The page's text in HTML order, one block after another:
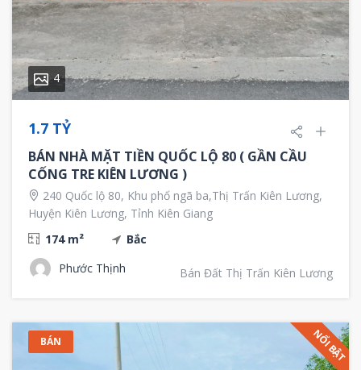
4
1.7 TỶ
BÁN NHÀ MẶT TIỀN QUỐC LỘ 80 ( GẦN CẦU
CỐNG TRE KIÊN LƯƠNG )
240 Quốc lộ 80, Khu phố ngã ba,Thị Trấn Kiên Lương,
Huyện Kiên Lương, Tỉnh Kiên Giang
174 m²
Bắc
Phước Thịnh
Bán Đất Thị Trấn Kiên Lương
BÁN NỔI BẬT